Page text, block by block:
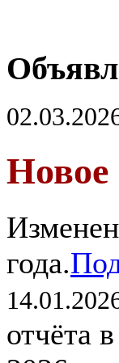
Новое
года.
отчёта